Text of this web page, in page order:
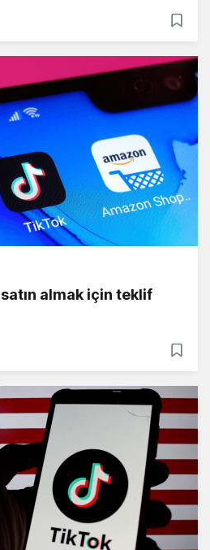
almak için teklif